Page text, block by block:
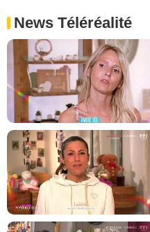
News Téléréalité